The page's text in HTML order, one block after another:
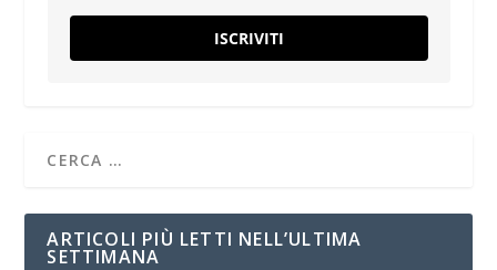
ISCRIVITI
ARTICOLI PIÙ LETTI NELL’ULTIMA
SETTIMANA